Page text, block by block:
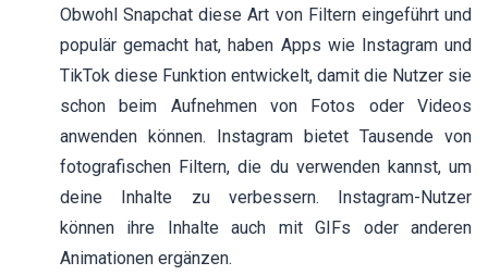
Obwohl Snapchat diese Art von Filtern eingeführt und
populär gemacht hat, haben Apps wie Instagram und
TikTok diese Funktion entwickelt, damit die Nutzer sie
schon beim Aufnehmen von Fotos oder Videos
anwenden können. Instagram bietet Tausende von
fotografischen Filtern, die du verwenden kannst, um
deine Inhalte zu verbessern. Instagram-Nutzer
können ihre Inhalte auch mit GIFs oder anderen
Animationen ergänzen.